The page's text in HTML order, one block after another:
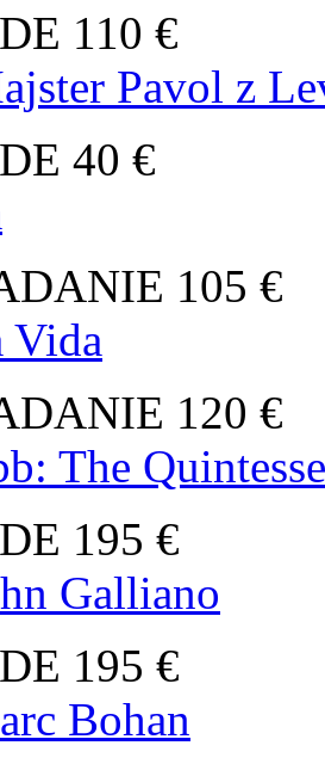
110 €
Pavol z
40 €
105 €
Vida
120 €
The
195 €
Galliano
195 €
Bohan